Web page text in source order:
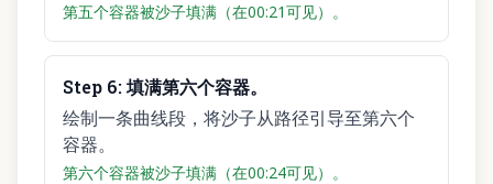
第五个容器被沙子填满（在00:21可见）。
Step 6:填满第六个容器。
绘制一条曲线段，将沙子从路径引导至第六个
容器。
第六个容器被沙子填满（在00:24可见）。